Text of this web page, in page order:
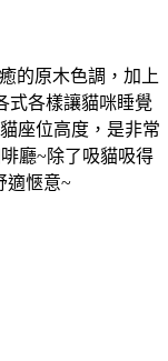
的原木色調，加上
式各樣讓貓咪睡覺
座位高度，是非常
廳~除了吸貓吸得
適愜意~